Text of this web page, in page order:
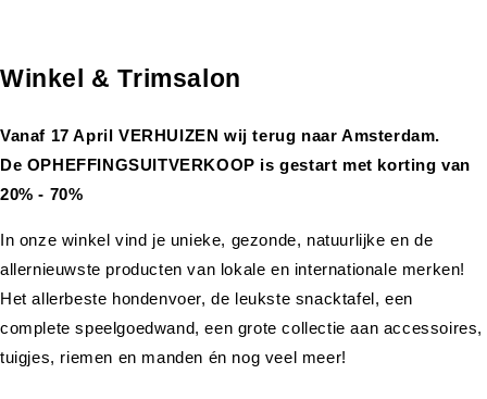
Winkel & Trimsalon
Vanaf 17 April VERHUIZEN wij terug naar Amsterdam.
De OPHEFFINGSUITVERKOOP is gestart met korting van
20% - 70%
In onze winkel vind je unieke, gezonde, natuurlijke en de
allernieuwste producten van lokale en internationale merken!
Het allerbeste hondenvoer, de leukste snacktafel, een
complete speelgoedwand, een grote collectie aan accessoires,
tuigjes, riemen en manden én nog veel meer!